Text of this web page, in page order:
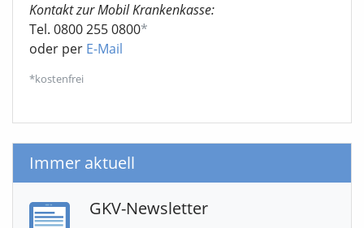
Kontakt zur Mobil Krankenkasse:
Tel. 0800 255 0800*
oder per E-Mail
*kostenfrei
Immer aktuell
GKV-Newsletter